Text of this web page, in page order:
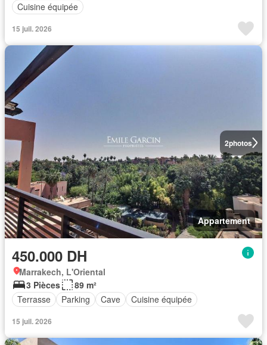
Cuisine équipée
15 juil. 2026
2photos
Appartement
450.000 DH
Marrakech, L'Oriental
3 Pièces
89 m²
Terrasse
Parking Cave Cuisine équipée
15 juil. 2026